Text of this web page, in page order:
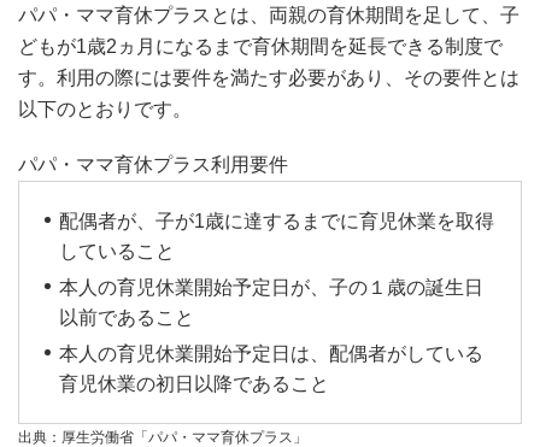
パパ・ママ育休プラスとは、両親の育休期間を足して、子
どもが1歳2ヵ月になるまで育休期間を延長できる制度で
す。利用の際には要件を満たす必要があり、その要件とは
以下のとおりです。
パパ・ママ育休プラス利用要件
配偶者が、子が1歳に達するまでに育児休業を取得
していること
本人の育児休業開始予定日が、子の１歳の誕生日
以前であること
本人の育児休業開始予定日は、配偶者がしている
育児休業の初日以降であること
出典：厚生労働省「パパ・ママ育休プラス」